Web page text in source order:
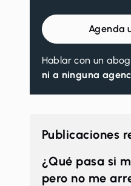
Agenda
Hablar con un
ni a ninguna
Publicaciones
¿Qué pasa si
pero no me